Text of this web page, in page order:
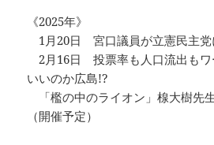
《2025年》
1月20日 宮口議員が立憲民主党
2月16日 投票率も人口流出もワ
いいのか広島!?
「檻の中のライオン」楾大樹先
（開催予定）